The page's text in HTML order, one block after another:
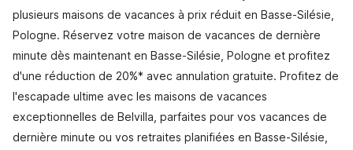
plusieurs maisons de vacances à prix réduit en Basse-Silésie,
Pologne. Réservez votre maison de vacances de dernière
minute dès maintenant en Basse-Silésie, Pologne et profitez
d'une réduction de 20%* avec annulation gratuite. Profitez de
l'escapade ultime avec les maisons de vacances
exceptionnelles de Belvilla, parfaites pour vos vacances de
dernière minute ou vos retraites planifiées en Basse-Silésie,